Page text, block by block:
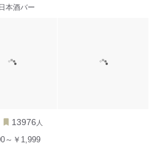
本酒バー
13976 人
～￥1,999